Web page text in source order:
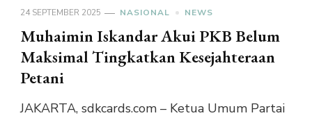
24 SEPTEMBER 2025 NASIONAL NEWS
Muhaimin Iskandar Akui PKB Belum
Maksimal Tingkatkan Kesejahteraan
Petani
JAKARTA, sdkcards.com – Ketua Umum Partai